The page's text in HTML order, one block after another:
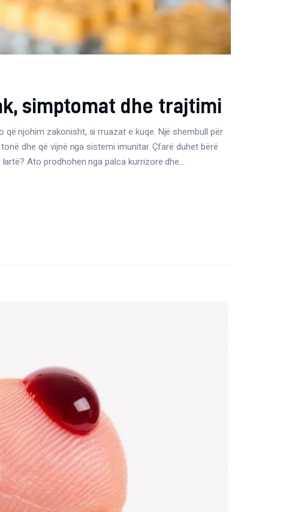
simptomat dhe trajtimi
njohim zakonisht, si rruazat e kuqe. Një shembull për
dhe që vijnë nga sistemi imunitar. Çfarë duhet bërë
Ato prodhohen nga palca kurrizore dhe…